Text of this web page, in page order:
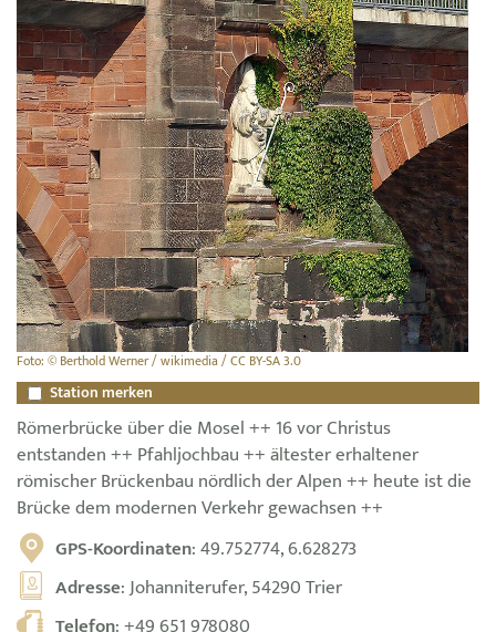
Foto: © Berthold Werner / wikimedia / CC BY-SA 3.0
Station merken
Römerbrücke über die Mosel ++ 16 vor Christus
entstanden ++ Pfahljochbau ++ ältester erhaltener
römischer Brückenbau nördlich der Alpen ++ heute ist die
Brücke dem modernen Verkehr gewachsen ++
GPS-Koordinaten: 49.752774, 6.628273
Adresse: Johanniterufer, 54290 Trier